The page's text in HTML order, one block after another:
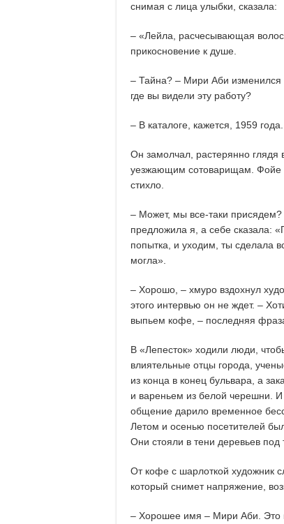
снимая с лица улыбки, сказала:
– «Лейла, расчесывающая
прикосновение к душе.
– Тайна? – Мири Аби изменился
где вы видели эту работу?
– В каталоге, кажется, 1959 года.
Он замолчал, растерянно глядя
уезжающим сотоварищам. Фойе
стихло.
– Может, мы все-таки присядем?
предложила я, а себе сказала:
попытка, и уходим, ты сделала
могла».
– Хорошо, – хмуро вздохнул
этого интервью он не ждет. –
выпьем кофе, – последняя фраза
В «Лепесток» ходили люди,
влиятельные отцы города,
из конца в конец бульвара, а
и вареньем из белой черешни. И
общение дарило временное
Летом и осенью посетителей
Они стояли в тени деревьев под
От кофе с шарлоткой художник
который снимет напряжение,
– Хорошее имя – Мири Аби. Это